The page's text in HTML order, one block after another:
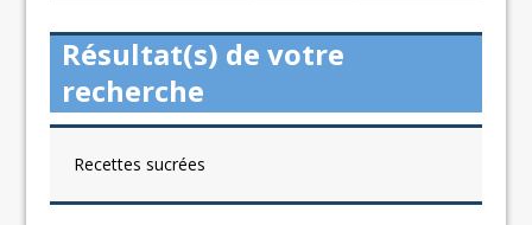
Résultat(s) de votre
recherche
Recettes sucrées